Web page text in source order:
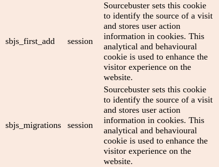
sbjs_first_add session
Sourcebuster sets this cookie
to identify the source of a visit
and stores user action
information in cookies. This
analytical and behavioural
cookie is used to enhance the
visitor experience on the
website.
sbjs_migrations session
Sourcebuster sets this cookie
to identify the source of a visit
and stores user action
information in cookies. This
analytical and behavioural
cookie is used to enhance the
visitor experience on the
website.